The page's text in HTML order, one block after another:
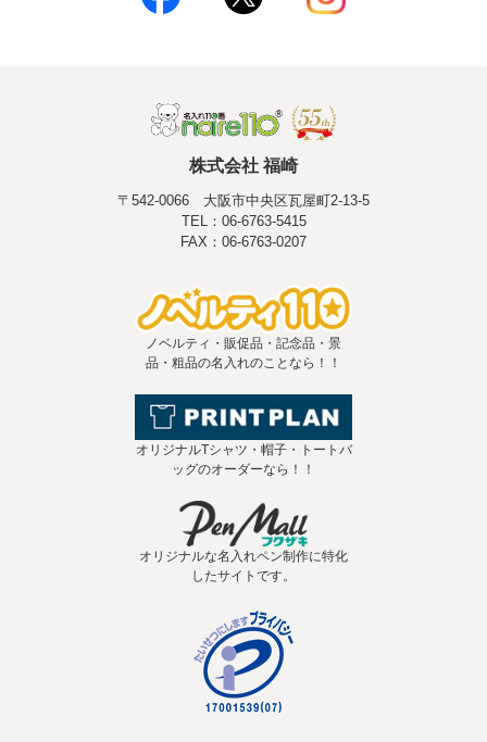
株式会社 福崎
〒542-0066 大阪市中央区瓦屋町2-13-5
TEL：06-6763-5415
FAX：06-6763-0207
ノベルティ・販促品・記念品・景
品・粗品の名入れのことなら！！
オリジナルTシャツ・帽子・トートバ
ッグのオーダーなら！！
オリジナルな名入れペン制作に特化
したサイトです。